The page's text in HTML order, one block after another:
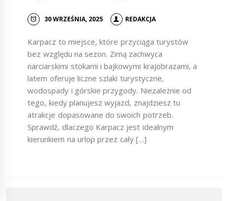
30 WRZEŚNIA, 2025 REDAKCJA
Karpacz to miejsce, które przyciąga turystów
bez względu na sezon. Zimą zachwyca
narciarskimi stokami i bajkowymi krajobrazami, a
latem oferuje liczne szlaki turystyczne,
wodospady i górskie przygody. Niezależnie od
tego, kiedy planujesz wyjazd, znajdziesz tu
atrakcje dopasowane do swoich potrzeb.
Sprawdź, dlaczego Karpacz jest idealnym
kierunkiem na urlop przez cały […]